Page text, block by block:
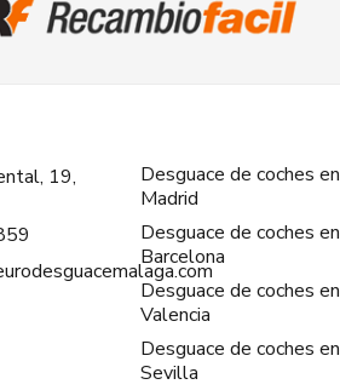
19,
Desguace de coches en
Madrid
Desguace de coches en
Barcelona
Desguace de coches en
Valencia
Desguace de coches en
Sevilla